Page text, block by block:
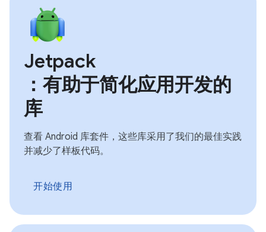
Jetpack
：有助于简化应用开发的
库
查看 Android 库套件，这些库采用了我们的最佳实践
并减少了样板代码。
开始使用